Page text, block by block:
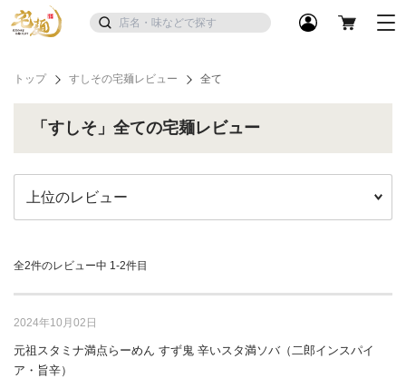
トップ すしその宅麺レビュー 全て
「すしそ」全ての宅麺レビュー
全2件のレビュー中 1-2件目
2024年10月02日
元祖スタミナ満点らーめん すず鬼 辛いスタ満ソバ（二郎インスパイ
ア・旨辛）